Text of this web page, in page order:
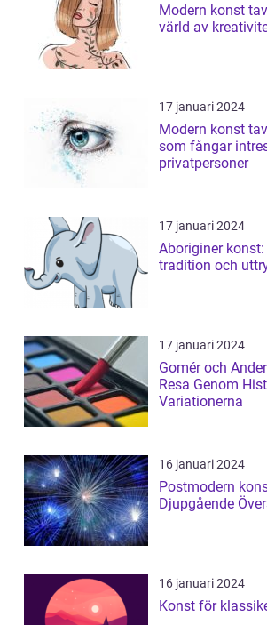
Modern konst tavlor
värld av
17 januari 2024
Modern konst
som fångar
privatpersoner
17 januari 2024
Aboriginer
tradition och
17 januari 2024
Gomér och
Resa Genom
Variationerna
16 januari 2024
Postmodern
Djupgående
16 januari 2024
Konst för